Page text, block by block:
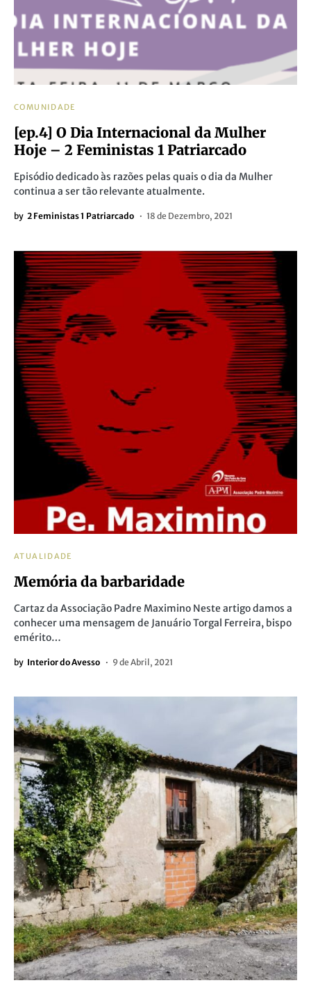
COMUNIDADE
[ep.4] O Dia Internacional da Mulher
Hoje – 2 Feministas 1 Patriarcado
Episódio dedicado às razões pelas quais o dia da Mulher
continua a ser tão relevante atualmente.
by 2 Feministas 1 Patriarcado 18 de Dezembro, 2021
ATUALIDADE
Memória da barbaridade
Cartaz da Associação Padre Maximino Neste artigo damos a
conhecer uma mensagem de Januário Torgal Ferreira, bispo
emérito…
by Interior do Avesso 9 de Abril, 2021